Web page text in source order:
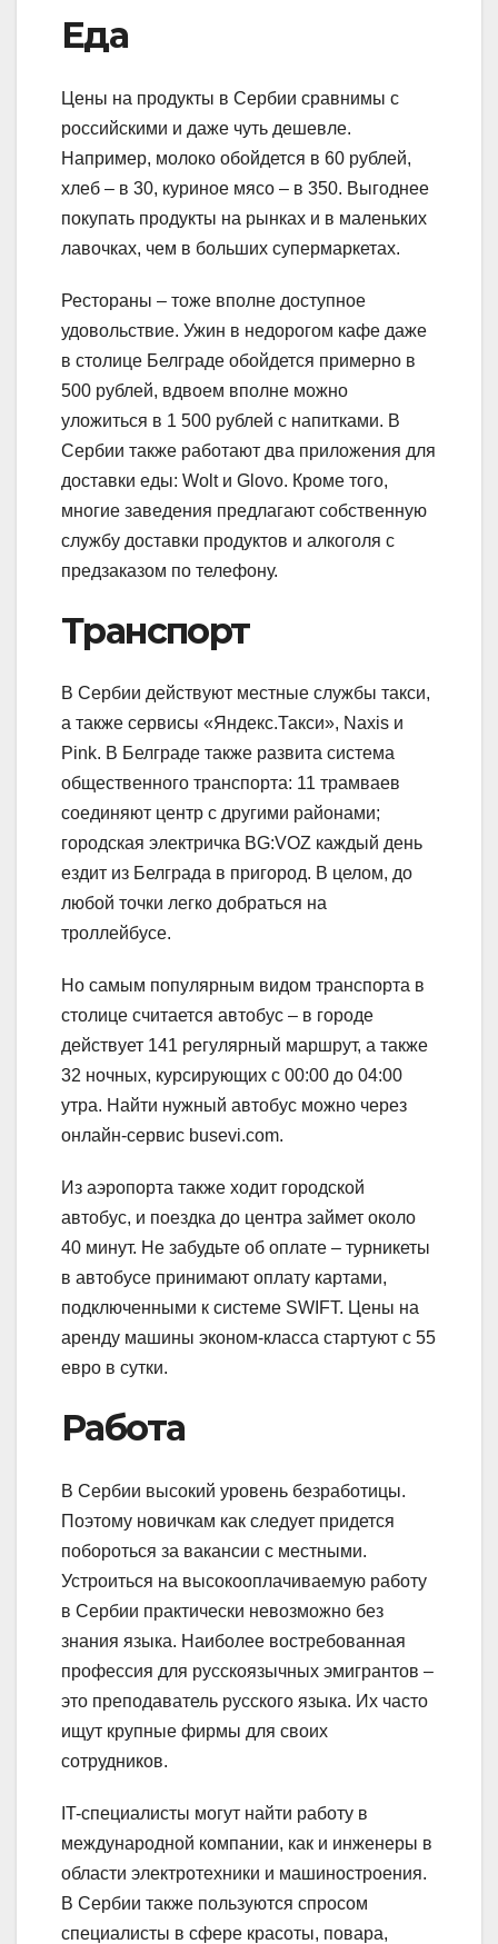
Еда
Цены на продукты в Сербии сравнимы с
российскими и даже чуть дешевле.
Например, молоко обойдется в 60 рублей,
хлеб – в 30, куриное мясо – в 350. Выгоднее
покупать продукты на рынках и в маленьких
лавочках, чем в больших супермаркетах.
Рестораны – тоже вполне доступное
удовольствие. Ужин в недорогом кафе даже
в столице Белграде обойдется примерно в
500 рублей, вдвоем вполне можно
уложиться в 1 500 рублей с напитками. В
Сербии также работают два приложения для
доставки еды: Wolt и Glovo. Кроме того,
многие заведения предлагают собственную
службу доставки продуктов и алкоголя с
предзаказом по телефону.
Транспорт
В Сербии действуют местные службы такси,
а также сервисы «Яндекс.Такси», Naxis и
Pink. В Белграде также развита система
общественного транспорта: 11 трамваев
соединяют центр с другими районами;
городская электричка BG:VOZ каждый день
ездит из Белграда в пригород. В целом, до
любой точки легко добраться на
троллейбусе.
Но самым популярным видом транспорта в
столице считается автобус – в городе
действует 141 регулярный маршрут, а также
32 ночных, курсирующих с 00:00 до 04:00
утра. Найти нужный автобус можно через
онлайн-сервис busevi.com.
Из аэропорта также ходит городской
автобус, и поездка до центра займет около
40 минут. Не забудьте об оплате – турникеты
в автобусе принимают оплату картами,
подключенными к системе SWIFT. Цены на
аренду машины эконом-класса стартуют с 55
евро в сутки.
Работа
В Сербии высокий уровень безработицы.
Поэтому новичкам как следует придется
побороться за вакансии с местными.
Устроиться на высокооплачиваемую работу
в Сербии практически невозможно без
знания языка. Наиболее востребованная
профессия для русскоязычных эмигрантов –
это преподаватель русского языка. Их часто
ищут крупные фирмы для своих
сотрудников.
IT-специалисты могут найти работу в
международной компании, как и инженеры в
области электротехники и машиностроения.
В Сербии также пользуются спросом
специалисты в сфере красоты, повара,